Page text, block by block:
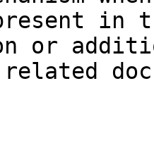
in
or